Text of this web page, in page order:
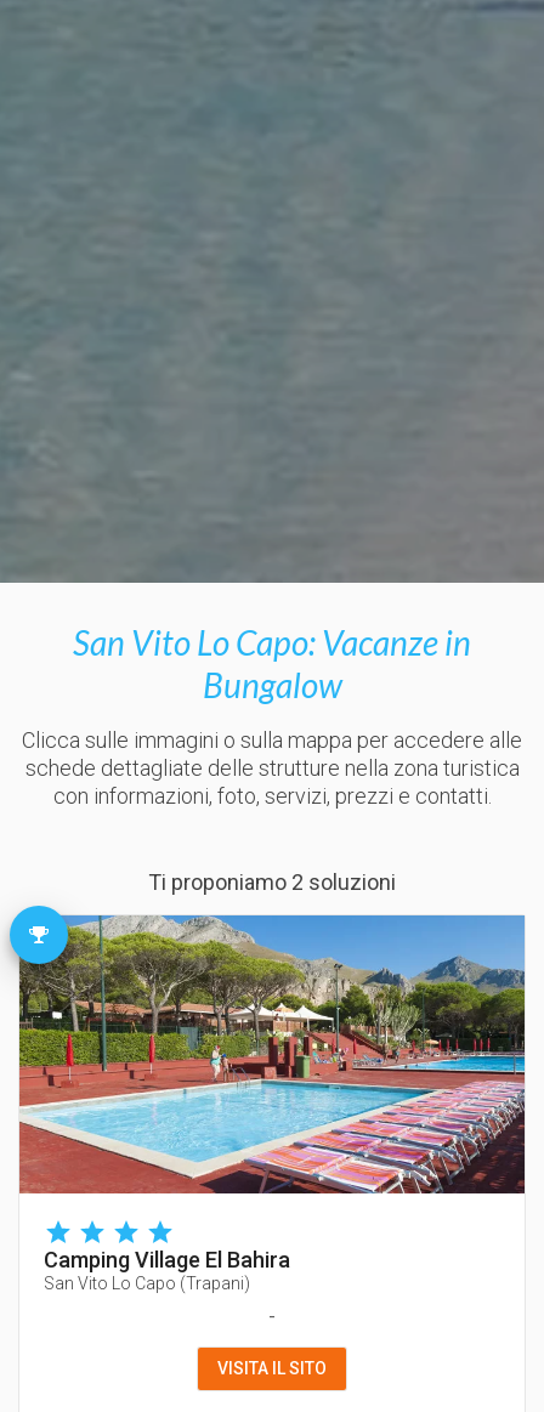
San Vito Lo Capo: Vacanze in
Bungalow
Clicca sulle immagini o sulla mappa per accedere alle
schede dettagliate delle strutture nella zona turistica
con informazioni, foto, servizi, prezzi e contatti.
Ti proponiamo 2 soluzioni
Camping Village El Bahira
San Vito Lo Capo (Trapani)
-
VISITA IL SITO